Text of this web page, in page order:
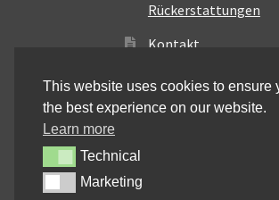
Rückerstattungen
Kontakt
This website uses cookies to ensure
the best experience on our website.
Learn more
TechnicalTechnical
MarketingMarketing